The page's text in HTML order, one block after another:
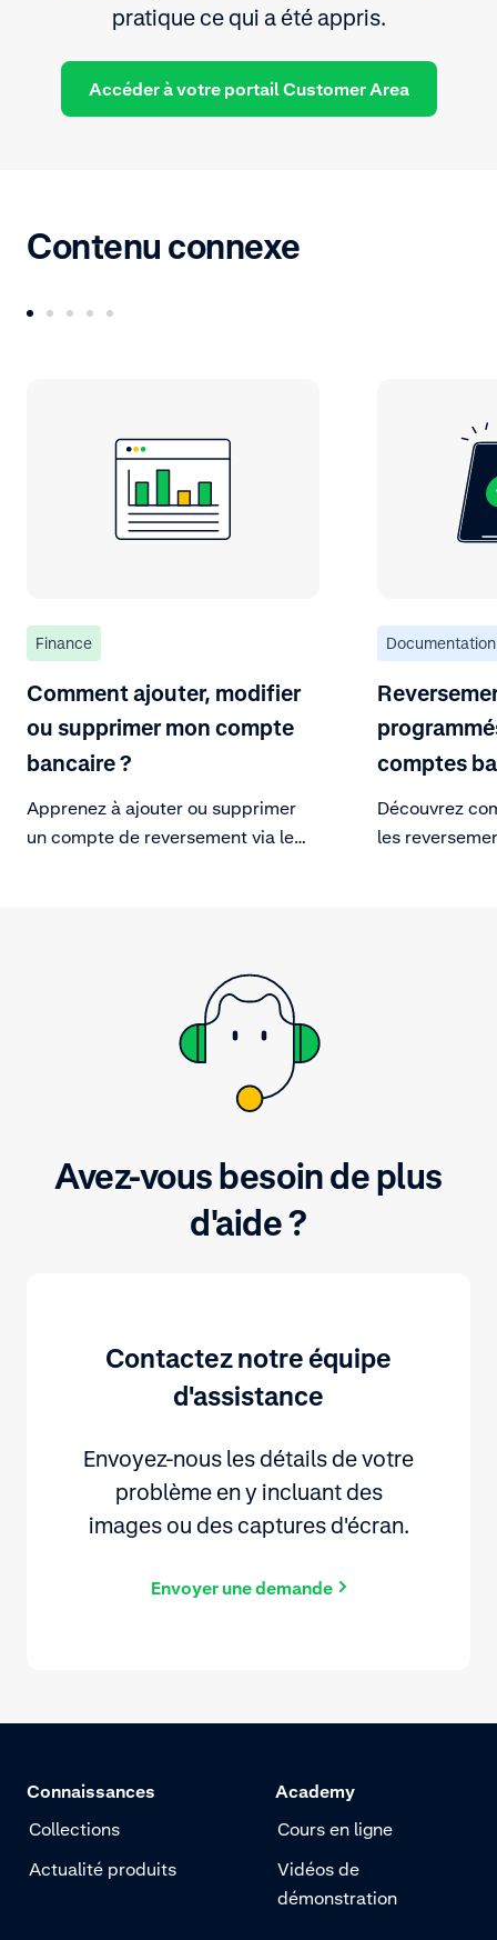
pratique ce qui a été appris.
Accéder à votre portail Customer Area
Contenu connexe
Finance
Comment ajouter, modifier
ou supprimer mon compte
bancaire ?
Apprenez à ajouter ou supprimer
un compte de reversement via le
Documentation
comptes
Découvrez
les
Avez-vous besoin de plus
d'aide ?
Contactez notre équipe
d'assistance
Envoyez-nous les détails de votre
problème en y incluant des
images ou des captures d'écran.
Envoyer une demande
Connaissances
Collections
Actualité produits
Academy
Cours en ligne
Vidéos de
démonstration